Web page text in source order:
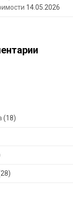
14.05.2026
(18)